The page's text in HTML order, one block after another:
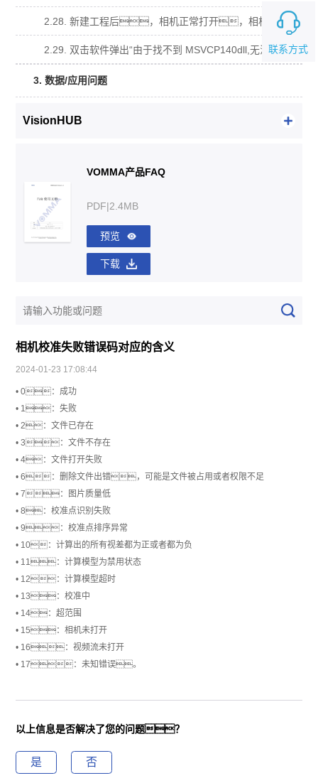
2.28. 新建工程后，相机正常打开，相机视图有视频流，拍照算不出数据？
2.29. 双击软件弹出“由于找不到 MSVCP140dll,无法继续执行代码，需要安装程序可 能会解决此问题.”窗口？
3. 数据/应用问题
VisionHUB
VOMMA产品FAQ
PDF|2.4MB
预览
下载
相机校准失败错误码对应的含义
2024-01-23 17:08:44
• 0：成功
• 1：失败
• 2：文件已存在
• 3：文件不存在
• 4：文件打开失败
• 6：删除文件出错，可能是文件被占用或者权限不足
• 7：图片质量低
• 8：校准点识别失败
• 9：校准点排序异常
• 10：计算出的所有视差都为正或者都为负
• 11：计算模型为禁用状态
• 12：计算模型超时
• 13：校准中
• 14：超范围
• 15：相机未打开
• 16：视频流未打开
• 17：未知错误。
以上信息是否解决了您的问题？
是 否
联系方式